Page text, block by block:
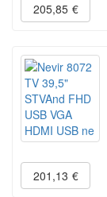
205,85 €
201,13 €